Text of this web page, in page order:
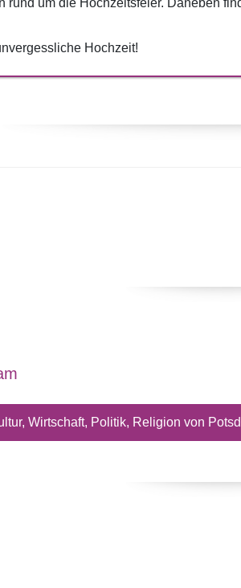
um die Hochzeitsfeier. Daneben
Hochzeit!
Wirtschaft, Politik, Religion von